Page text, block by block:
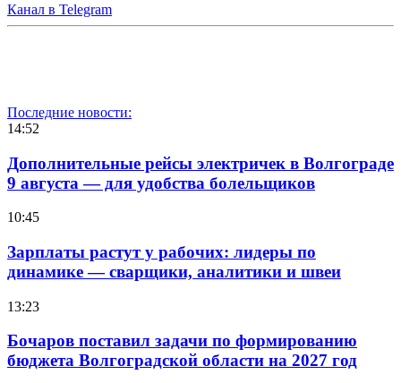
Канал в Telegram
Последние новости:
14:52
Дополнительные рейсы электричек в Волгограде
9 августа — для удобства болельщиков
10:45
Зарплаты растут у рабочих: лидеры по
динамике — сварщики, аналитики и швеи
13:23
Бочаров поставил задачи по формированию
бюджета Волгоградской области на 2027 год